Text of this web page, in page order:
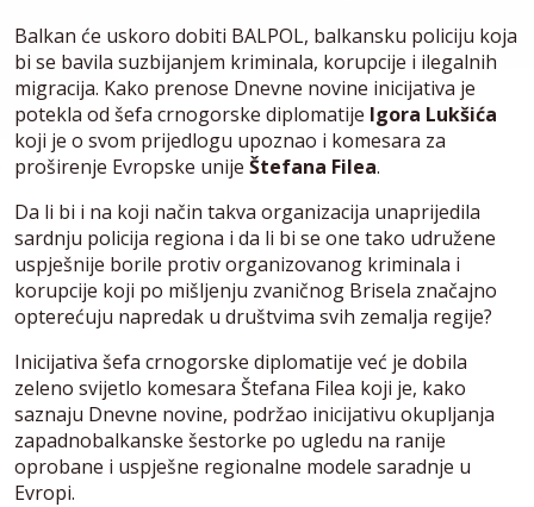
Balkan će uskoro dobiti BALPOL, balkansku policiju koja
bi se bavila suzbijanjem kriminala, korupcije i ilegalnih
migracija. Kako prenose Dnevne novine inicijativa je
potekla od šefa crnogorske diplomatije Igora Lukšića
koji je o svom prijedlogu upoznao i komesara za
proširenje Evropske unije Štefana Filea.
Da li bi i na koji način takva organizacija unaprijedila
sardnju policija regiona i da li bi se one tako udružene
uspješnije borile protiv organizovanog kriminala i
korupcije koji po mišljenju zvaničnog Brisela značajno
opterećuju napredak u društvima svih zemalja regije?
Inicijativa šefa crnogorske diplomatije već je dobila
zeleno svijetlo komesara Štefana Filea koji je, kako
saznaju Dnevne novine, podržao inicijativu okupljanja
zapadnobalkanske šestorke po ugledu na ranije
oprobane i uspješne regionalne modele saradnje u
Evropi.